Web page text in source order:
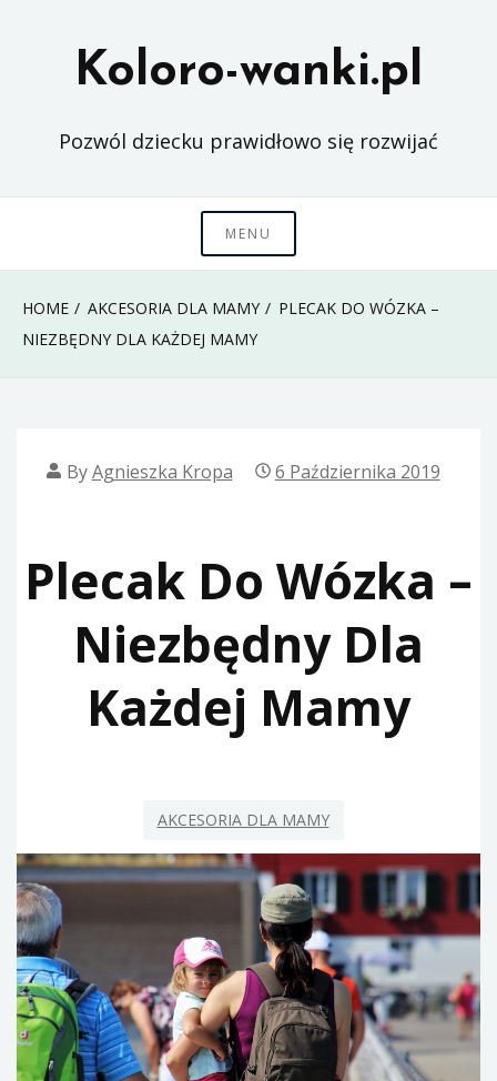
Koloro-wanki.pl
Pozwól dziecku prawidłowo się rozwijać
MENU
HOME AKCESORIA DLA MAMY
PLECAK DO WÓZKA –
NIEZBĘDNY DLA KAŻDEJ MAMY
ByAgnieszka Kropa 6 Października 2019
Plecak Do Wózka –
Niezbędny Dla
Każdej Mamy
AKCESORIA DLA MAMY